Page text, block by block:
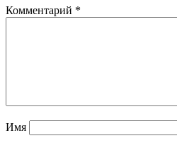
Комментарий *
Имя